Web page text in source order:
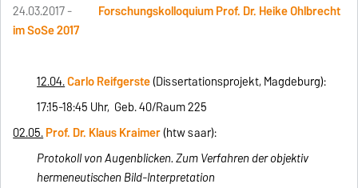
24.03.2017 -
Forschungskolloquium Prof. Dr. Heike Ohlbrecht
im SoSe 2017
12.04.Carlo Reifgerste(Dissertationsprojekt, Magdeburg):
17:15-18:45 Uhr, Geb. 40/Raum 225
02.05.Prof. Dr. Klaus Kraimer(htw saar):
Protokoll von Augenblicken. Zum Verfahren der objektiv
hermeneutischen Bild-Interpretation